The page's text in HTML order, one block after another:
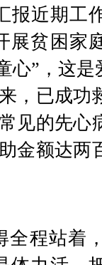
报近期工
展贫困家
”，这是
，已成功
见的先心
金额达两